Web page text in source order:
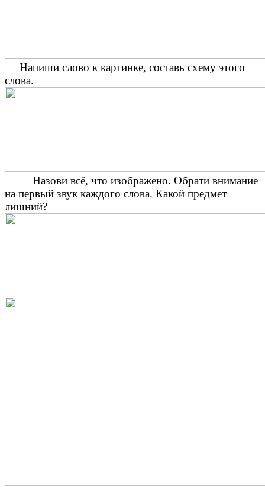
Напиши слово к картинке, составь схему этого
слова.
Назови всё, что изображено. Обрати внимание
на первый звук каждого слова. Какой предмет
лишний?